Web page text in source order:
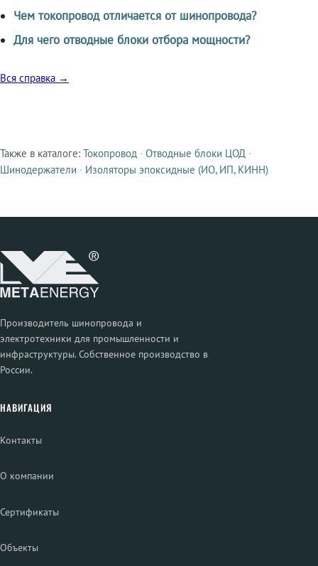
Чем токопровод отличается от шинопровода?
Для чего отводные блоки отбора мощности?
Вся справка →
Смежные продукты
Также в каталоге: Токопровод · Отводные блоки ЦОД ·
Шинодержатели · Изоляторы эпоксидные (ИО, ИП, КИНН)
Производитель шинопровода и
электротехники для промышленности и
инфраструктуры. Собственное производство в
России.
НАВИГАЦИЯ
Контакты
О компании
Сертификаты
Объекты